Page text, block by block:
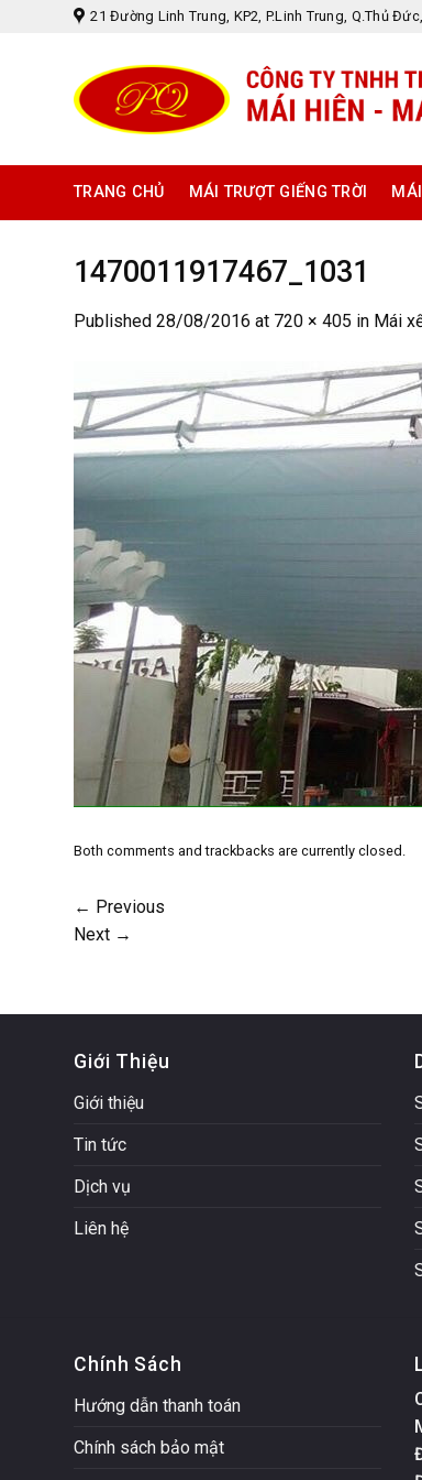
21 Đường Linh Trung, KP2, P.Linh Trung, Q.Thủ Đức,
TRANG CHỦ MÁI TRƯỢT GIẾNG TRỜI
1470011917467_1031
Published 28/08/2016 at 720 × 405 in Mái
Both comments and trackbacks are currently closed.
← Previous
Next →
Giới Thiệu
Giới thiệu
Tin tức
Dịch vụ
Liên hệ
Chính Sách
Hướng dẫn thanh toán
Chính sách bảo mật